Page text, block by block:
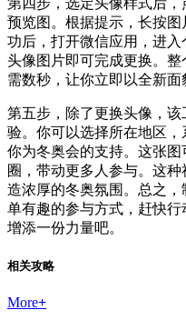
预览图。根据提示，长按
功后，打开微信应用，进
头像图片即可完成更换。
需数秒，让你立即以全新面
第五步，除了更换头像，
验。你可以选择所在地区
你为冬奥会的支持。这张
圈，带动更多人参与。这
造浓厚的冬奥氛围。总之
单有趣的参与方式，赶快
增添一份力量吧。
相关攻略
More+